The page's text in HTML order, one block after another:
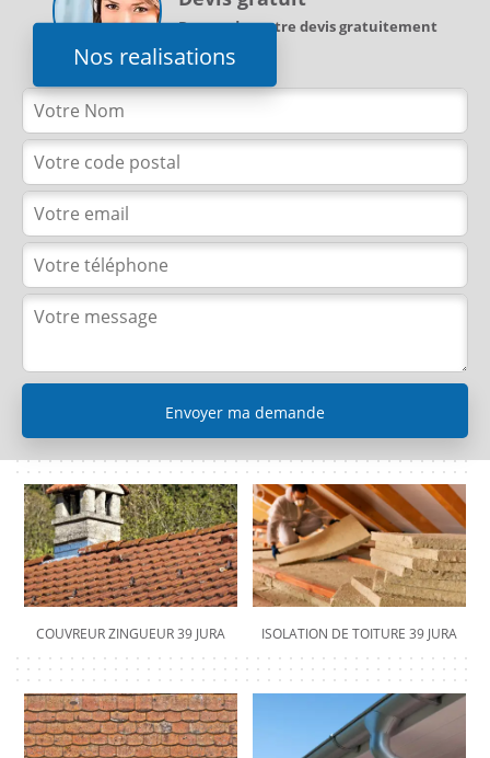
Nos realisations
Demandez votre devis gratuitement
COUVREUR ZINGUEUR 39 JURA ISOLATION DE TOITURE 39 JURA